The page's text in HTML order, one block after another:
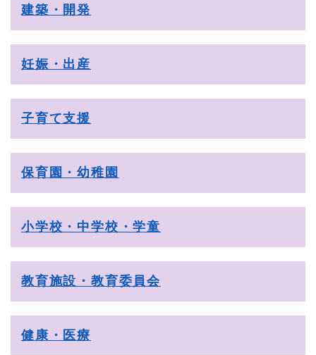
建築・開発
妊娠・出産
子育て支援
保育園・幼稚園
小学校・中学校・学童
教育施設・教育委員会
健康・医療